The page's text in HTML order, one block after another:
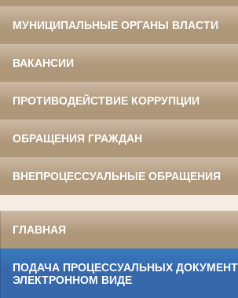
МУНИЦИПАЛЬНЫЕ ОРГАНЫ ВЛАСТИ
ВАКАНСИИ
ПРОТИВОДЕЙСТВИЕ КОРРУПЦИИ
ОБРАЩЕНИЯ ГРАЖДАН
ВНЕПРОЦЕССУАЛЬНЫЕ ОБРАЩЕНИЯ
ГЛАВНАЯ
ПОДАЧА ПРОЦЕССУАЛЬНЫХ
ЭЛЕКТРОННОМ ВИДЕ